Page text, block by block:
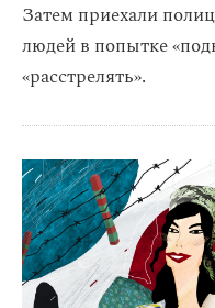
Затем приехали
людей в попытке
«расстрелять».